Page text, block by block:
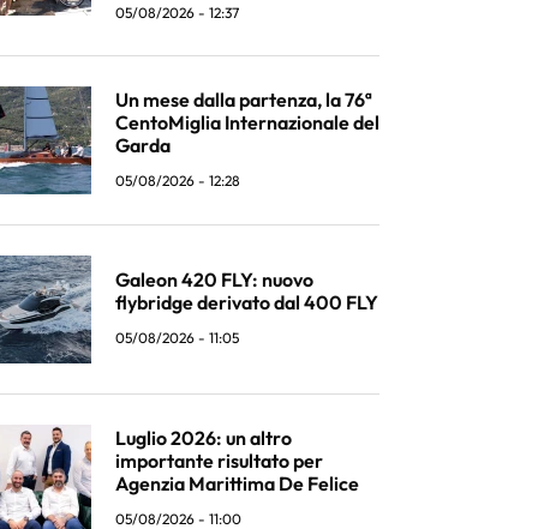
05/08/2026 - 12:37
Un mese dalla partenza, la 76ª
CentoMiglia Internazionale del
Garda
05/08/2026 - 12:28
Galeon 420 FLY: nuovo
flybridge derivato dal 400 FLY
05/08/2026 - 11:05
Luglio 2026: un altro
importante risultato per
Agenzia Marittima De Felice
05/08/2026 - 11:00